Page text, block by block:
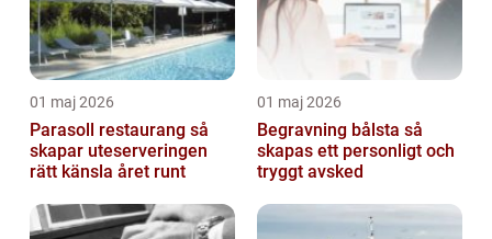
01 maj 2026
Parasoll restaurang så
skapar uteserveringen
rätt känsla året runt
01 maj 2026
Begravning bålsta så
skapas ett personligt och
tryggt avsked